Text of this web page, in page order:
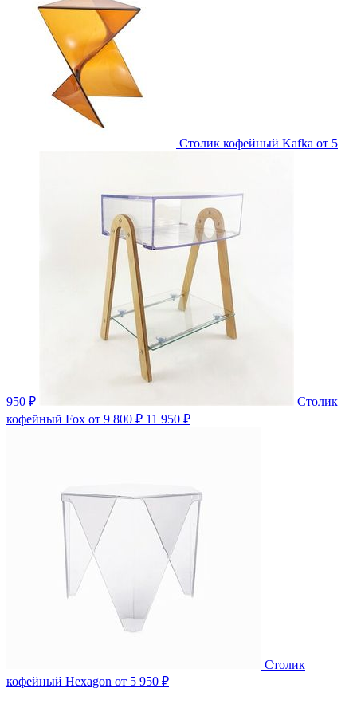
Столик кофейный Kafka от 5
950 ₽
Столик
кофейный Fox от 9 800 ₽ 11 950 ₽
Столик
кофейный Hexagon от 5 950 ₽